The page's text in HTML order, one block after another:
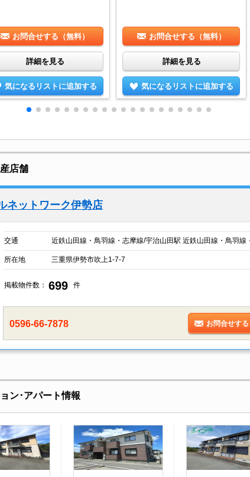
お問合せする（無料）
詳細を見る
気になるリストに追加する
お問合せする（無料）
詳細を見る
気になるリストに追加する
店舗
ットワーク伊勢店
交通 近鉄山田線・鳥羽線・志摩線/宇治山田駅 近鉄山田線・鳥羽線
所在地 三重県伊勢市吹上1-7-7
掲載物件数： 699 件
0596-66-7878 お問合せす
ン･アパート情報